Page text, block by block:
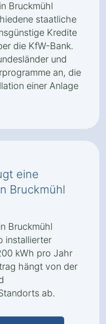
Bruckmühl
staatliche
Kredite
die KfW-Bank.
und
an, die
einer Anlage
eine
Bruckmühl
Bruckmühl
installierter
kWh pro Jahr
hängt von der
ab.